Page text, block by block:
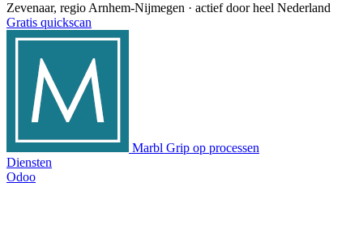
Zevenaar, regio Arnhem-Nijmegen · actief door heel Nederland
Gratis quickscan
Marbl Grip op processen
Diensten
Odoo